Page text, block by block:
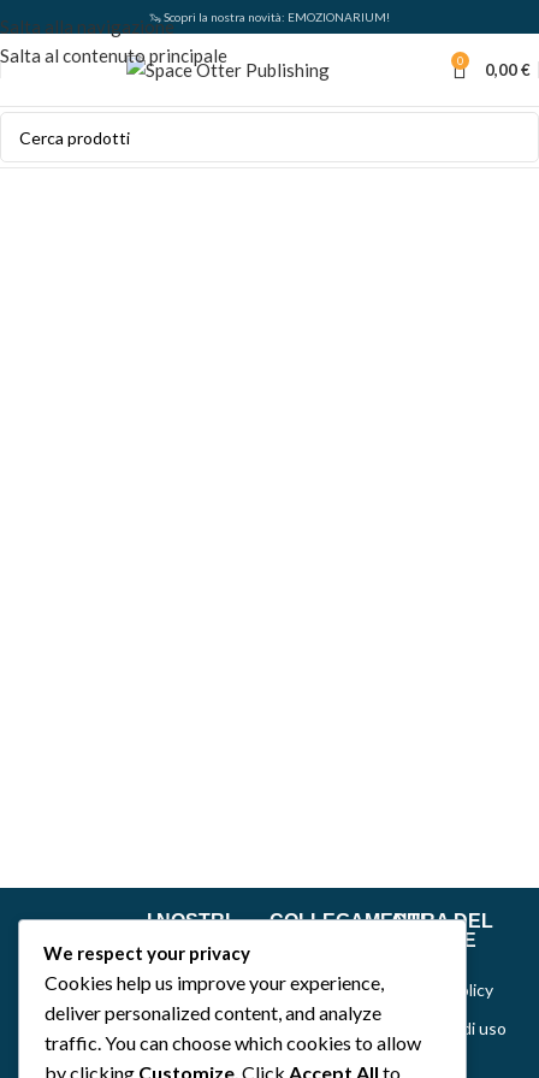
Salta alla navigazione
Salta al contenuto principale
🦦 Scopri la nostra novità: EMOZIONARIUM!
0 0,00€
I NOSTRI
Dance of Muses
DecKreative
COLLEGAMENTI
Notizie
CURA DEL
CLIENTE
Cookie Policy
Politiche di uso
del sito,
We respect your privacy
Cookies help us improve your experience,
deliver personalized content, and analyze
traffic. You can choose which cookies to allow
by clicking Customize. Click Accept All to